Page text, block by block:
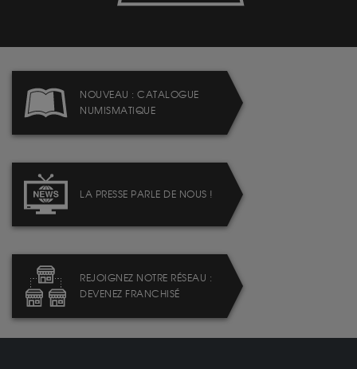
NOUVEAU : CATALOGUE
NUMISMATIQUE
LA PRESSE PARLE DE NOUS !
REJOIGNEZ NOTRE RÉSEAU :
DEVENEZ FRANCHISÉ